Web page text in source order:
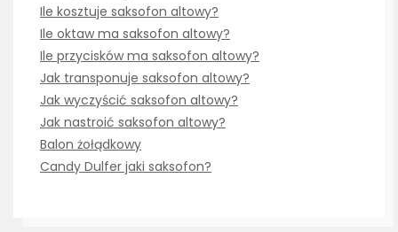
Ile kosztuje saksofon altowy?
Ile oktaw ma saksofon altowy?
Ile przycisków ma saksofon altowy?
Jak transponuje saksofon altowy?
Jak wyczyścić saksofon altowy?
Jak nastroić saksofon altowy?
Balon żołądkowy
Candy Dulfer jaki saksofon?